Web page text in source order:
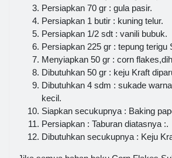
Persiapkan 70 gr : gula pasir.
Persiapkan 1 butir : kuning telur.
Persiapkan 1/2 sdt : vanili bubuk.
Persiapkan 225 gr : tepung terigu
Menyiapkan 50 gr : corn
Dibutuhkan 50 gr : keju Kraft
Dibutuhkan 4 sdm : sukade
kecil.
Siapkan secukupnya : Baking
Persiapkan : Taburan diatasnya :.
Dibutuhkan secukupnya : Keju